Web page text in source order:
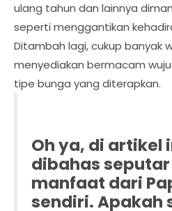
ulang tahun dan lainnya
seperti menggantikan
Ditambah lagi, cukup banyak
menyediakan bermacam
tipe bunga yang diterapkan.
Oh ya, di artikel
dibahas
manfaat dari
sendiri. Apakah